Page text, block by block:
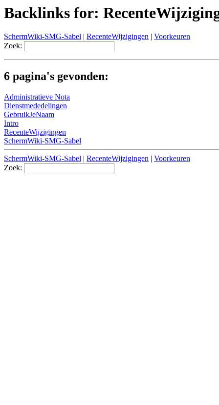
Backlinks for:
SchermWiki-SMG-Sabel | RecenteWijzigingen | Voorkeuren
Zoek:
6 pagina's gevonden:
Administratieve Nota
Dienstmededelingen
GebruikJeNaam
Intro
RecenteWijzigingen
SchermWiki-SMG-Sabel
SchermWiki-SMG-Sabel | RecenteWijzigingen | Voorkeuren
Zoek: